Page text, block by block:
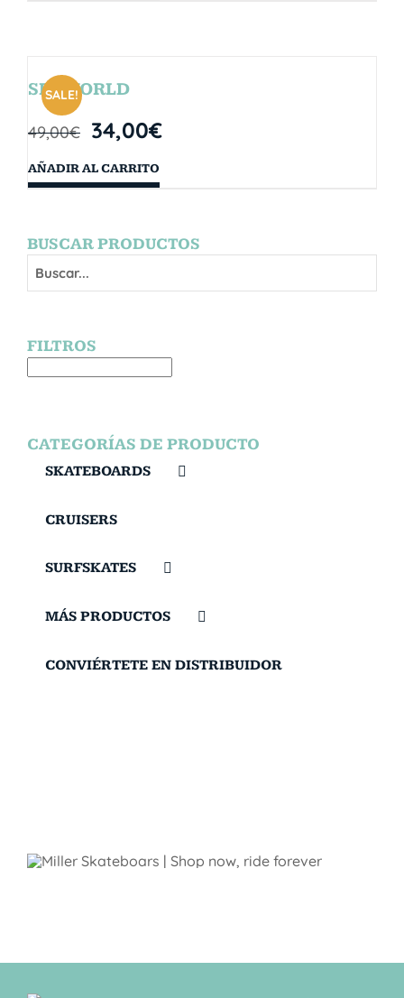
SALE!
SEAWORLD
49,00€ 34,00€
AÑADIR AL CARRITO
BUSCAR PRODUCTOS
FILTROS
CATEGORÍAS DE PRODUCTO
SKATEBOARDS
CRUISERS
SURFSKATES
MÁS PRODUCTOS
CONVIÉRTETE EN DISTRIBUIDOR